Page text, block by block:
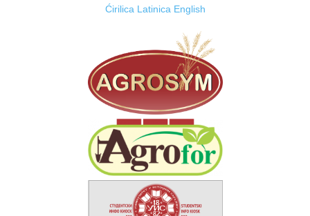
Ćirilica Latinica English